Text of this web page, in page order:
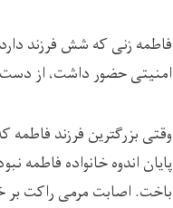
فاطمه زنی که شش فرزند
امنیتی حضور داشت، از
وقتی بزرگترین فرزند
پایان اندوه خانواده فاطمه
باخت. اصابت مرمی راکت بر